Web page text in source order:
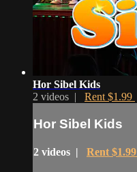
Hor Sibel Kids
2 videos | Rent $1.99
Hor Sibel Kids
2 videos | Rent $1.99